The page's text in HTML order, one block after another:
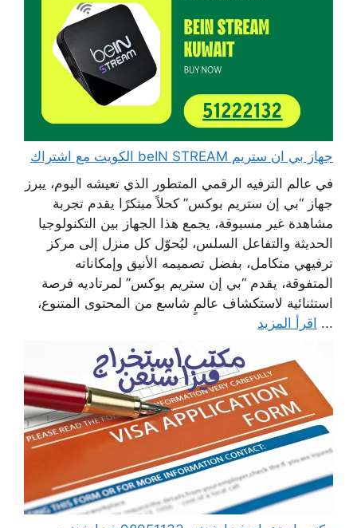
جهاز بي ان ستريم beIN STREAM الكويت مع اشتراك
في عالم الترفيه الرقمي المتطور الذي تعيشه اليوم، يبرز
جهاز “بي إن ستريم بوكس” كحلاً مبتكرًا يقدم تجربة
مشاهدة غير مسبوقة، يجمع هذا الجهاز بين التكنولوجيا
الحديثة والتفاعل السلس، ليُحوّل كل منزل إلى مركز
ترفيهي متكامل، بفضل تصميمه الأنيق وإمكاناته
المتفوقة، يقدم “بي إن ستريم بوكس” لمرتاديه فرصة
استثنائية لاستكشاف عالمٍ شاسع من المحتوى المتنوع،
... اقرأ المزيد